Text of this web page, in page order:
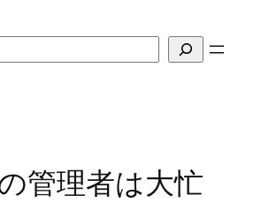
管理者は大忙